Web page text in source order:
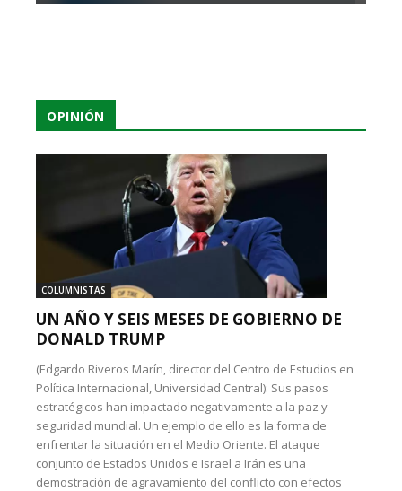
OPINIÓN
COLUMNISTAS
UN AÑO Y SEIS MESES DE GOBIERNO DE
DONALD TRUMP
(Edgardo Riveros Marín, director del Centro de Estudios en
Política Internacional, Universidad Central): Sus pasos
estratégicos han impactado negativamente a la paz y
seguridad mundial. Un ejemplo de ello es la forma de
enfrentar la situación en el Medio Oriente. El ataque
conjunto de Estados Unidos e Israel a Irán es una
demostración de agravamiento del conflicto con efectos